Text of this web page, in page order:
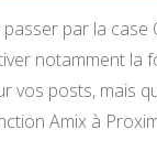
par la
notamment la
vos posts, mais
Amix à